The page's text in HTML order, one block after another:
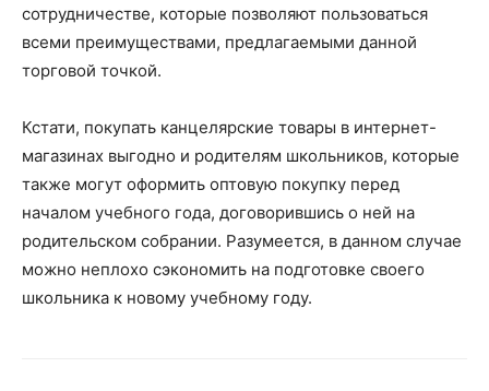
сотрудничестве, которые позволяют пользоваться
всеми преимуществами, предлагаемыми данной
торговой точкой.
Кстати, покупать канцелярские товары в интернет-
магазинах выгодно и родителям школьников, которые
также могут оформить оптовую покупку перед
началом учебного года, договорившись о ней на
родительском собрании. Разумеется, в данном случае
можно неплохо сэкономить на подготовке своего
школьника к новому учебному году.